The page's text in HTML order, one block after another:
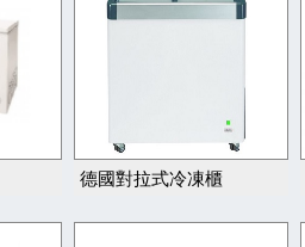
德國對拉式冷凍櫃